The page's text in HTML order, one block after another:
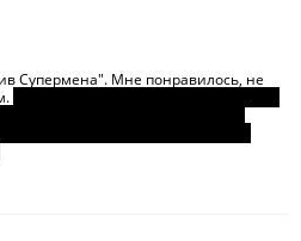
Супермена". Мне понравилось, не